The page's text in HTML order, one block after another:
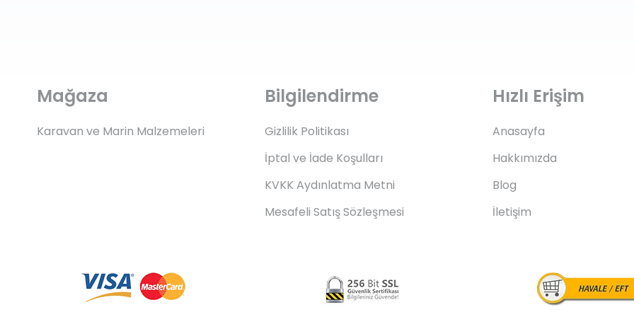
Mağaza
Karavan ve Marin Malzemeleri
Bilgilendirme
Gizlilik Politikası
İptal ve İade Koşulları
KVKK Aydınlatma Metni
Mesafeli Satış Sözleşmesi
Hızlı Erişim
Anasayfa
Hakkımızda
Blog
İletişim